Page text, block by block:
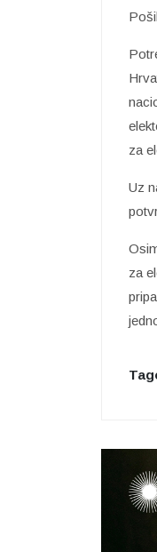
za
Uz
za